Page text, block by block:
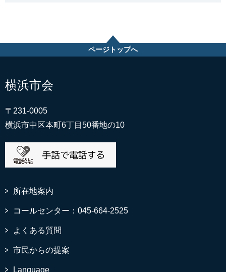
ページトップへ
横浜市会
〒231-0005
横浜市中区本町6丁目50番地の10
所在地案内
コールセンター：045-664-2525
よくある質問
市民からの提案
Language